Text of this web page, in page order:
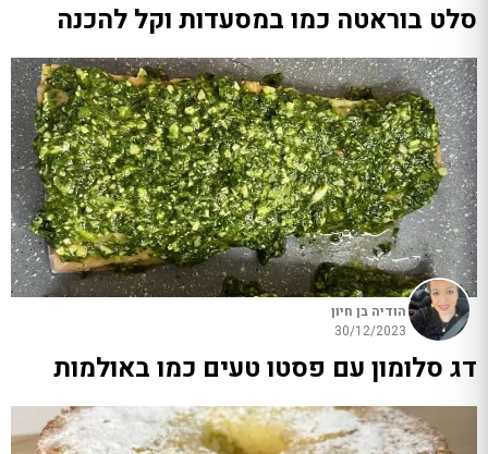
סלט בוראטה כמו במסעדות וקל להכנה
הודיה בן חיון
30/12/2023
דג סלומון עם פסטו טעים כמו באולמות